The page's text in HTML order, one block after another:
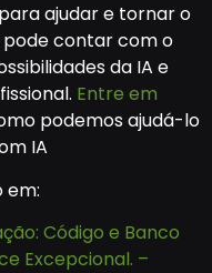
ajudar e tornar o
pode contar com o
da IA e
Entre em
podemos ajudá-lo
IA
em:
Código e Banco
Excepcional. –